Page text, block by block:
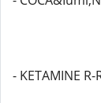
- KETAMINE